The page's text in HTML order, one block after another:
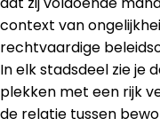
context van
rechtvaardige
In elk stadsdeel zie je
plekken met een rijk
de relatie tussen